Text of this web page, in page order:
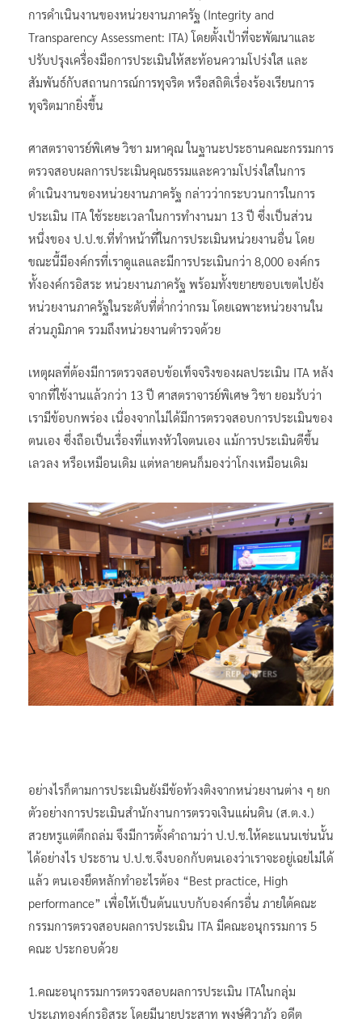
การดำเนินงานของหน่วยงานภาครัฐ (Integrity and
Transparency Assessment: ITA) โดยตั้งเป้าที่จะพัฒนาและ
ปรับปรุงเครื่องมือการประเมินให้สะท้อนความโปร่งใส และ
สัมพันธ์กับสถานการณ์การทุจริต หรือสถิติเรื่องร้องเรียนการ
ทุจริตมากยิ่งขึ้น
ศาสตราจารย์พิเศษ วิชา มหาคุณ ในฐานะประธานคณะกรรมการ
ตรวจสอบผลการประเมินคุณธรรมและความโปร่งใสในการ
ดำเนินงานของหน่วยงานภาครัฐ กล่าวว่ากระบวนการในการ
ประเมิน ITA ใช้ระยะเวลาในการทำงานมา 13 ปี ซึ่งเป็นส่วน
หนึ่งของ ป.ป.ช.ที่ทำหน้าที่ในการประเมินหน่วยงานอื่น โดย
ขณะนี้มีองค์กรที่เราดูแลและมีการประเมินกว่า 8,000 องค์กร
ทั้งองค์กรอิสระ หน่วยงานภาครัฐ พร้อมทั้งขยายขอบเขตไปยัง
หน่วยงานภาครัฐในระดับที่ต่ำกว่ากรม โดยเฉพาะหน่วยงานใน
ส่วนภูมิภาค รวมถึงหน่วยงานตำรวจด้วย
เหตุผลที่ต้องมีการตรวจสอบข้อเท็จจริงของผลประเมิน ITA หลัง
จากที่ใช้งานแล้วกว่า 13 ปี ศาสตราจารย์พิเศษ วิชา ยอมรับว่า
เรามีข้อบกพร่อง เนื่องจากไม่ได้มีการตรวจสอบการประเมินของ
ตนเอง ซึ่งถือเป็นเรื่องที่แทงหัวใจตนเอง แม้การประเมินดีขึ้น
เลวลง หรือเหมือนเดิม แต่หลายคนก็มองว่าโกงเหมือนเดิม
อย่างไรก็ตามการประเมินยังมีข้อท้วงติงจากหน่วยงานต่าง ๆ ยก
ตัวอย่างการประเมินสำนักงานการตรวจเงินแผ่นดิน (ส.ต.ง.)
สวยหรูแต่ตึกถล่ม จึงมีการตั้งคำถามว่า ป.ป.ช.ให้คะแนนเช่นนั้น
ได้อย่างไร ประธาน ป.ป.ช.จึงบอกกับตนเองว่าเราจะอยู่เฉยไม่ได้
แล้ว ตนเองยึดหลักทำอะไรต้อง “Best practice, High
performance” เพื่อให้เป็นต้นแบบกับองค์กรอื่น ภายใต้คณะ
กรรมการตรวจสอบผลการประเมิน ITA มีคณะอนุกรรมการ 5
คณะ ประกอบด้วย
1.คณะอนุกรรมการตรวจสอบผลการประเมิน ITAในกลุ่ม
ประเภทองค์กรอิสระ โดยมีนายประสาท พงษ์ศิวาภัว อดีต